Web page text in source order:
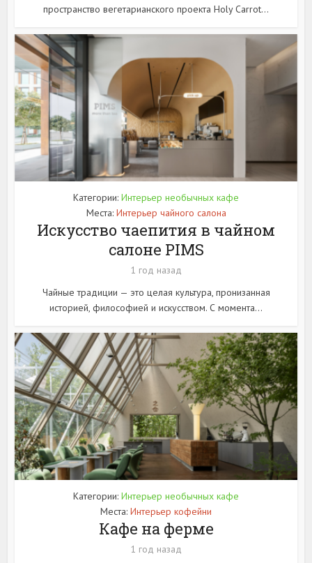
пространство вегетарианского проекта Holy Carrot...
Категории: Интерьер необычных кафе
Места: Интерьер чайного салона
Искусство чаепития в чайном
салоне PIMS
1 год назад
Чайные традиции — это целая культура, пронизанная
историей, философией и искусством. С момента...
Категории: Интерьер необычных кафе
Места: Интерьер кофейни
Кафе на ферме
1 год назад